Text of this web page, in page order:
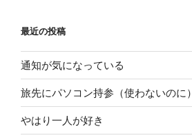
最近の投稿
通知が気になっている
旅先にパソコン持参（使わないのに）
やはり一人が好き